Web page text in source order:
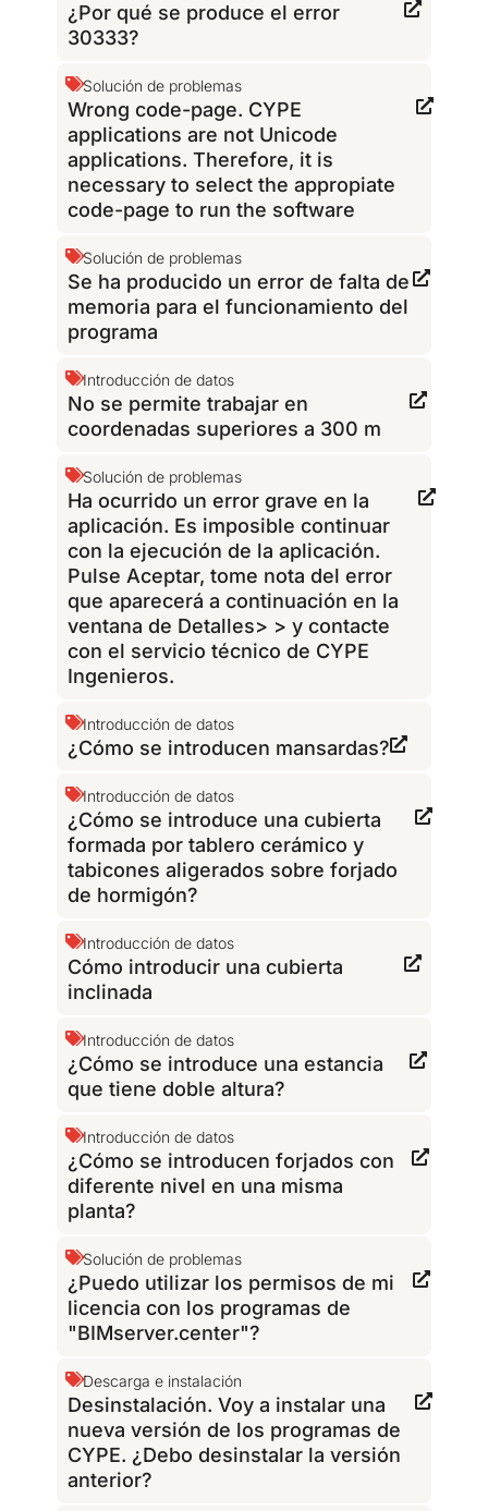
¿Por qué se produce el error
30333?
Solución de problemas
Wrong code-page. CYPE
applications are not Unicode
applications. Therefore, it is
necessary to select the appropiate
code-page to run the software
Solución de problemas
Se ha producido un error de falta de
memoria para el funcionamiento del
programa
Introducción de datos
No se permite trabajar en
coordenadas superiores a 300 m
Solución de problemas
Ha ocurrido un error grave en la
aplicación. Es imposible continuar
con la ejecución de la aplicación.
Pulse Aceptar, tome nota del error
que aparecerá a continuación en la
ventana de Detalles> > y contacte
con el servicio técnico de CYPE
Ingenieros.
Introducción de datos
¿Cómo se introducen mansardas?
Introducción de datos
¿Cómo se introduce una cubierta
formada por tablero cerámico y
tabicones aligerados sobre forjado
de hormigón?
Introducción de datos
Cómo introducir una cubierta
inclinada
Introducción de datos
¿Cómo se introduce una estancia
que tiene doble altura?
Introducción de datos
¿Cómo se introducen forjados con
diferente nivel en una misma
planta?
Solución de problemas
¿Puedo utilizar los permisos de mi
licencia con los programas de
"BIMserver.center"?
Descarga e instalación
Desinstalación. Voy a instalar una
nueva versión de los programas de
CYPE. ¿Debo desinstalar la versión
anterior?